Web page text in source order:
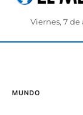
Viernes, 7 de
MUNDO